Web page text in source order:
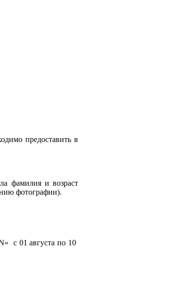
предоставить в
фамилия и возраст
фотографии).
с 01 августа по 10